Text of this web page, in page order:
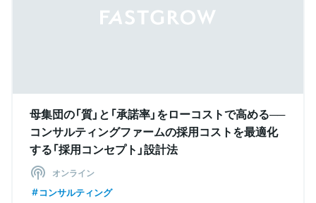
母集団の「質」と「承諾率」をローコストで高める──
コンサルティングファームの採用コストを最適化
する「採用コンセプト」設計法
オンライン
コンサルティング